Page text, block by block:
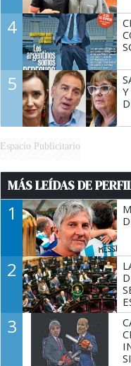
4
5
Espacio Publicitario
MÁS LEÍDAS DE
1
2
3